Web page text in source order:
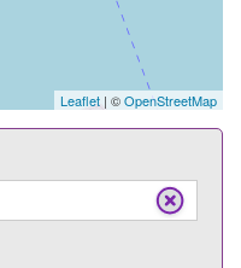
Leaflet | ©OpenStreetMap